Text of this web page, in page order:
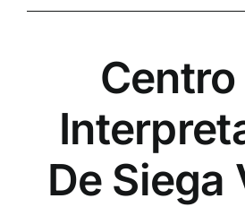
Centro
De Siega